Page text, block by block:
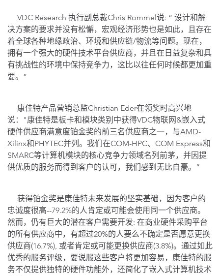
VDC Research 执行副总裁Chris Rommel说: “ 设计和解
决方案的要求并没有松懈，宏观经济形势也是如此，且存在
着全球各种地缘政治、环境和供应链/物流等问题。现在，
拥有一个强大的硬件技术平台供应商，并且在日益复杂和具
有挑战性的环境中保持竞争力，这比以往任何时候都更加重
要。”
康佳特产品营销总监Christian Eder在领奖时高兴地
说："康佳特是板卡和模块类别中获得VDC物联网&嵌入式
硬件供应商满意度铂金奖的前三名供应商之一，与AMD-
Xilinx和PHYTEC并列。我们在COM-HPC、COM Express和
SMARC等计算机模块的核心竞争力领域名列前茅，并因提
供优质的服务而得到客户的认可，我们感到无比自豪。”
获得铂金奖是康佳特未来发展的坚实基础，因为客户的
忠诚度很高--79.2%的人肯定或可能会使用同一个供应商。
然而，仍有巨大的潜在客户需要开发: 在商业硬件采购平台
的所有供应商中，有超过20%的人要么不确定是否愿意更换
供应商(16.7%), 或者肯定或可能更换供应商(3.8%)。通过如此
优秀的服务评级，要说服这些客户将更加容易，康佳特的服
务不仅提供独特的硬件功能外，还简化了嵌入式计算机技术